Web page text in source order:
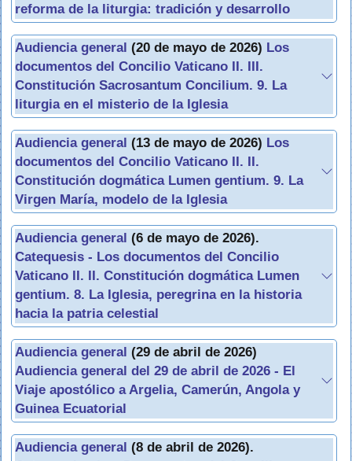
reforma de la liturgia: tradición y desarrollo
Audiencia general (20 de mayo de 2026) Los
documentos del Concilio Vaticano II. III.
Constitución Sacrosantum Concilium. 9. La
liturgia en el misterio de la Iglesia
Audiencia general (13 de mayo de 2026) Los
documentos del Concilio Vaticano II. II.
Constitución dogmática Lumen gentium. 9. La
Virgen María, modelo de la Iglesia
Audiencia general (6 de mayo de 2026).
Catequesis - Los documentos del Concilio
Vaticano II. II. Constitución dogmática Lumen
gentium. 8. La Iglesia, peregrina en la historia
hacia la patria celestial
Audiencia general (29 de abril de 2026)
Audiencia general del 29 de abril de 2026 - El
Viaje apostólico a Argelia, Camerún, Angola y
Guinea Ecuatorial
Audiencia general (8 de abril de 2026).